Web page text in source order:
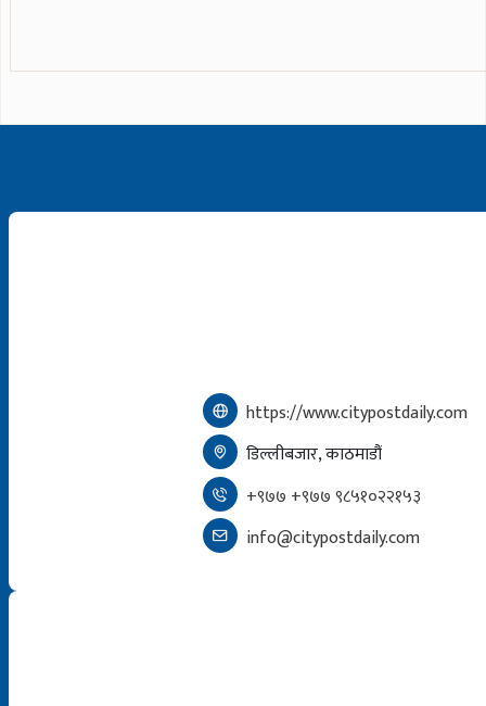
https://www.citypostdaily.com
डिल्लीबजार, काठमाडौं
+९७७ +९७७ ९८५१०२२१५३
info@citypostdaily.com